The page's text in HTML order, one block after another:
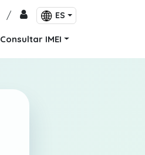
/ ES
Consultar IMEI